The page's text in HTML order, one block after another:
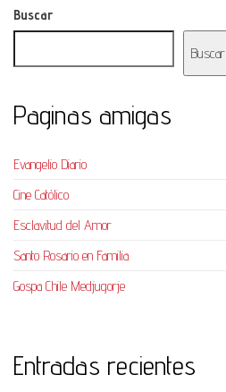
Buscar
Buscar
Paginas amigas
Evangelio Diario
Cine Católico
Esclavitud del Amor
Santo Rosario en Familia
Gospa Chile Medjugorje
Entradas recientes